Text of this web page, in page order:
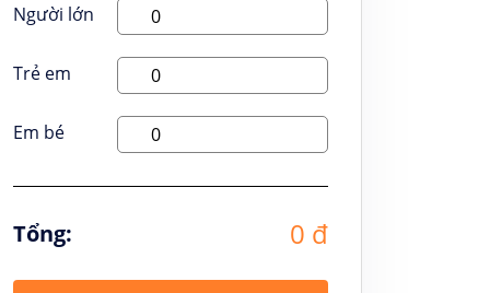
Người lớn
Trẻ em
Em bé
Tổng: 0 đ